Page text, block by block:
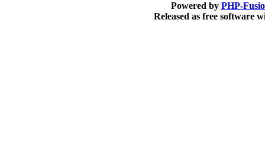
Powered by PHP-
Released as free software